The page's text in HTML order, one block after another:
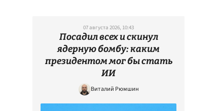
07 августа 2026, 10:43
Посадил всех и скинул
ядерную бомбу: каким
президентом мог бы стать
ИИ
Виталий Рюмшин